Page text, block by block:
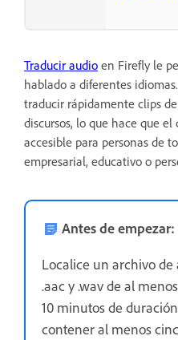
Traducir audio en Firefly le
hablado a diferentes
traducir rápidamente clips
discursos, lo que hace que
accesible para personas de
empresarial, educativo o
Antes de empezar:
Localice un archivo
.aac y .wav de al
10 minutos de
contener al menos